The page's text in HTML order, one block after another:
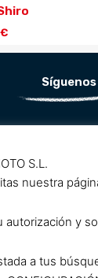
€
Síguenos
F
c
e
o
k
I
t
S.L.
nuestra
y
a tus